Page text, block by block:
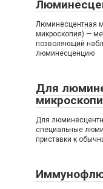
Люминесцентная
микроскопия) —
позволяющий
люминесценцию
Для
Для
специальные
приставки к